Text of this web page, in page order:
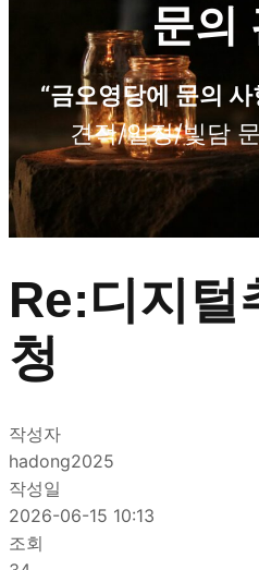
문의
“금오영당에 문의
견적/일정/빛담
Re:디지털
청
작성자
hadong2025
작성일
2026-06-15 10:13
조회